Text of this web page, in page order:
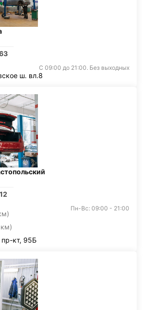
С 09:00 до 21:00. Без выходных
ш. вл.8
км)
Пн-Вс: 09:00 - 21:00
пр-кт, 95Б